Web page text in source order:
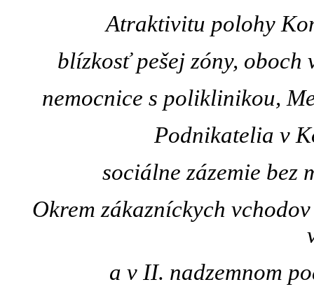
Atraktivitu polohy
blí­zkosť pešej zóny, oboch
nemocnice s poliklinikou,
Podnikatelia v
sociálne zázemie bez
Okrem zákazní­ckych
a v II. nadzemnom